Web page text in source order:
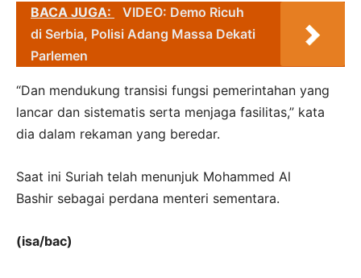
BACA JUGA:
VIDEO: Demo Ricuh
di Serbia, Polisi Adang Massa Dekati
Parlemen
“Dan mendukung transisi fungsi pemerintahan yang
lancar dan sistematis serta menjaga fasilitas,” kata
dia dalam rekaman yang beredar.
Saat ini Suriah telah menunjuk Mohammed Al
Bashir sebagai perdana menteri sementara.
(isa/bac)